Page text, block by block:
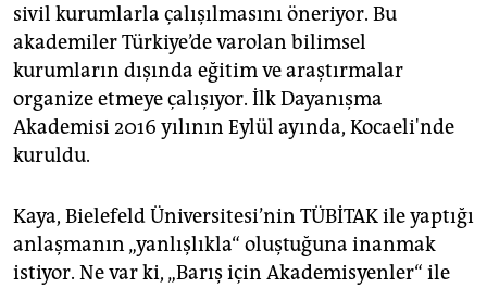
sivil kurumlarla çalışılmasını öneriyor. Bu
akademiler Türkiye’de varolan bilimsel
kurumların dışında eğitim ve araştırmalar
organize etmeye çalışıyor. İlk Dayanışma
Akademisi 2016 yılının Eylül ayında, Kocaeli'nde
kuruldu.
Kaya, Bielefeld Üniversitesi’nin TÜBİTAK ile yaptığı
anlaşmanın „yanlışlıkla“ oluştuğuna inanmak
istiyor. Ne var ki, „Barış için Akademisyenler“ ile